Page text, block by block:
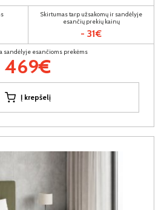
Skirtumas tarp užsakomų ir sandėlyje
esančių prekių kainų
- 31€
sandėlyje esančioms prekėms
469€
Į krepšelį